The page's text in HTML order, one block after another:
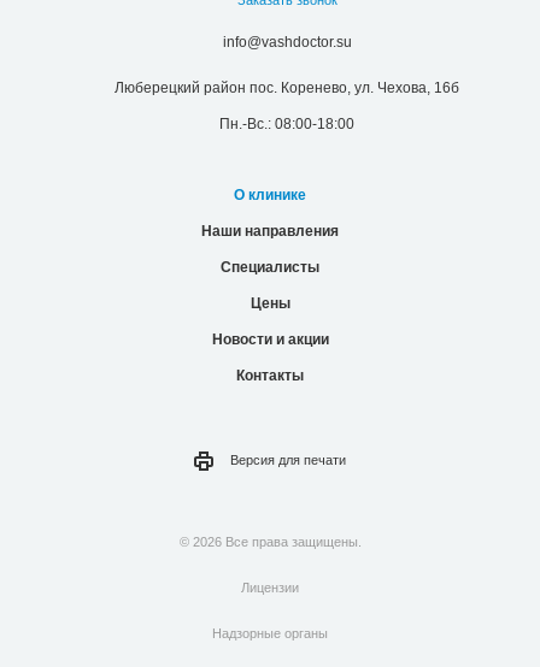
info@vashdoctor.su
Люберецкий район пос. Коренево, ул. Чехова, 16б
Пн.-Вс.: 08:00-18:00
О клинике
Наши направления
Специалисты
Цены
Новости и акции
Контакты
Версия для печати
© 2026 Все права защищены.
Лицензии
Надзорные органы